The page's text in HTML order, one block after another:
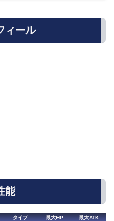
ィール
能
タイプ 最大HP 最大ATK